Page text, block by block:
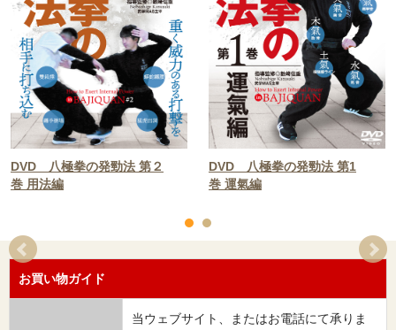
DVD 八極拳の発勁法 第２
巻 用法編
DVD 八極拳の発勁法 第1
巻 運氣編
お買い物ガイド
当ウェブサイト、またはお電話にて承りま